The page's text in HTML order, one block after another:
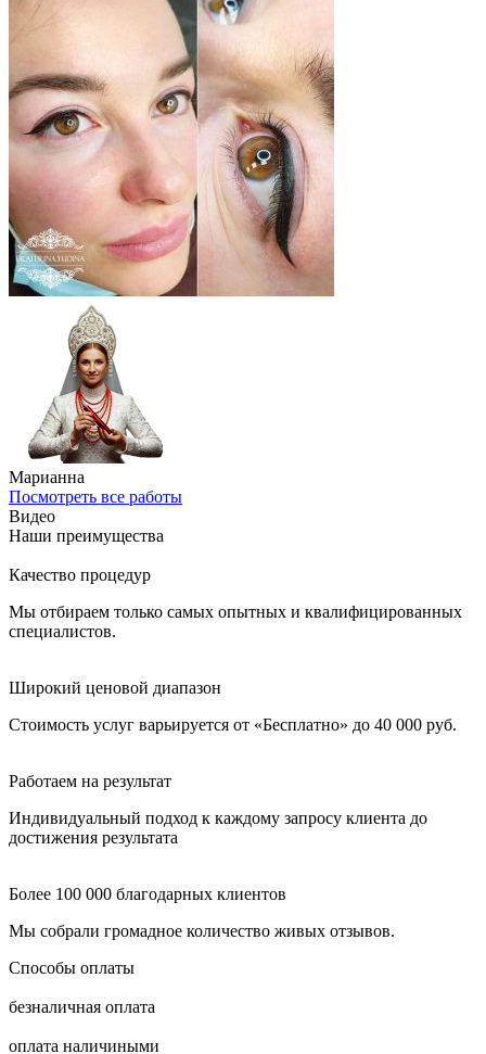
Марианна
Посмотреть все работы
Видео
Наши преимущества
Качество процедур
Мы отбираем только самых опытных и квалифицированных
специалистов.
Широкий ценовой диапазон
Стоимость услуг варьируется от «Бесплатно» до 40 000 руб.
Работаем на результат
Индивидуальный подход к каждому запросу клиента до
достижения результата
Более 100 000 благодарных клиентов
Мы собрали громадное количество живых отзывов.
Способы оплаты
безналичная оплата
оплата наличиными